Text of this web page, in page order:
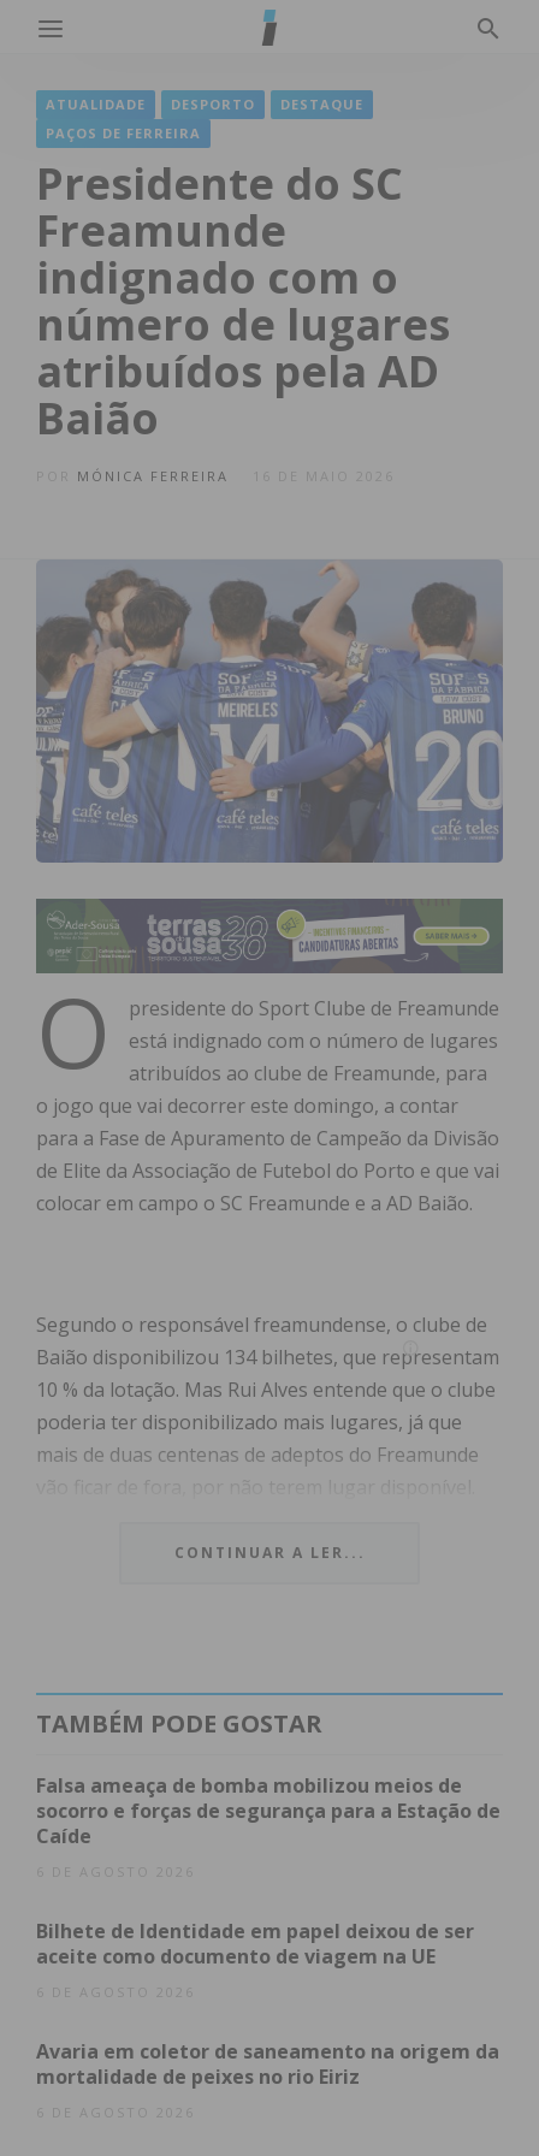
ATUALIDADE DESPORTO
DESTAQUE
PAÇOS DE FERREIRA
Presidente do SC
Freamunde
indignado com o
número de lugares
atribuídos pela AD
Baião
MÓNICA FERREIRA 16 DE MAIO 2026
O
presidente do Sport Clube de Freamunde
está indignado com o número de lugares
atribuídos ao clube de Freamunde, para
o jogo que vai decorrer este domingo, a contar
para a Fase de Apuramento de Campeão da Divisão
de Elite da Associação de Futebol do Porto e que vai
colocar em campo o SC Freamunde e a AD Baião.
Segundo o responsável freamundense, o clube de
Baião disponibilizou 134 bilhetes, que representam
10 % da lotação. Mas Rui Alves entende que o clube
poderia ter disponibilizado mais lugares, já que
mais de duas centenas de adeptos do Freamunde
podermos levar mais pessoas para o encontro”,
recentemente pelo clube, que não se encontra
Apesar desta decisão, Rui Alves não responsabiliza
as pessoas e os sócios de Baião e promete que, na
segunda da Fase de Apuramento de Campeão da
que vai trazer o clube de Baião até ao estádio do SC
Freamunde, terão a bancada disponível para os
CONTINUAR A LER...
TAMBÉM PODE GOSTAR
Falsa ameaça de bomba mobilizou meios de
socorro e forças de segurança para a Estação de
Caíde
6 DE AGOSTO 2026
Bilhete de Identidade em papel deixou de ser
aceite como documento de viagem na UE
6 DE AGOSTO 2026
Avaria em coletor de saneamento na origem da
mortalidade de peixes no rio Eiriz
6 DE AGOSTO 2026